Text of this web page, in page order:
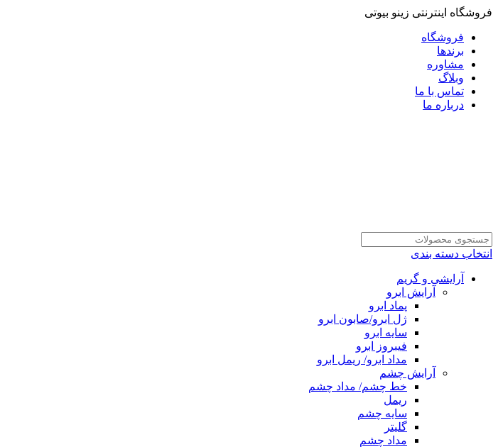
فروشگاه اینترنتی زینو بیوتی
فروشگاه
برندها
مشاوره
وبلاگ
تماس با ما
درباره ما
انتخاب دسته بندی
آرایشی و گریم
آرایش ابرو
پماد ابرو
ژل ابرو/صابون ابرو
سایه ابرو
فیبروز ابرو
مداد ابرو/ ریمل ابرو
آرایش چشم
خط چشم/ مداد چشم
ریمل
سایه چشم
گلیتر
مداد چشم